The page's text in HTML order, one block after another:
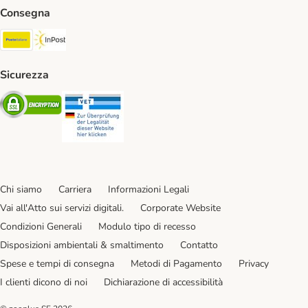
Consegna
Poste Italiane. Shipping Method
Sicurezza
Security
Chi siamo Carriera
Informazioni Legali
Vai all'Atto sui servizi digitali.
Corporate Website
Condizioni Generali
Modulo tipo di recesso
Disposizioni ambientali & smaltimento
Contatto
Spese e tempi di consegna
Metodi di Pagamento
Privacy
I clienti dicono di noi
Dichiarazione di accessibilità